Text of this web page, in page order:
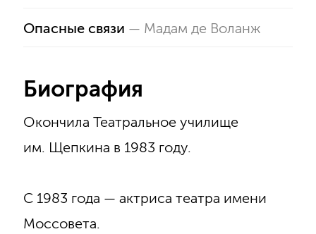
Опасные связи — Мадам де Воланж
Биография
Окончила Театральное училище
им. Щепкина в 1983 году.
С 1983 года — актриса театра имени
Моссовета.